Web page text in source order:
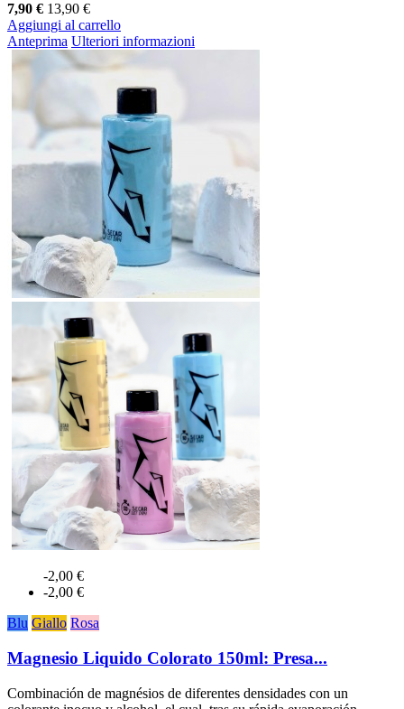
7,90 € 13,90 €
Aggiungi al carrello
Anteprima Ulteriori informazioni
-2,00 €
-2,00 €
Blu Giallo Rosa
Magnesio Liquido Colorato 150ml: Presa...
Combinación de magnésios de diferentes densidades con un